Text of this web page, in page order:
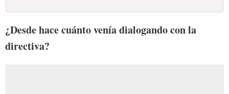
¿Desde hace cuánto venía dialogando con la
directiva?